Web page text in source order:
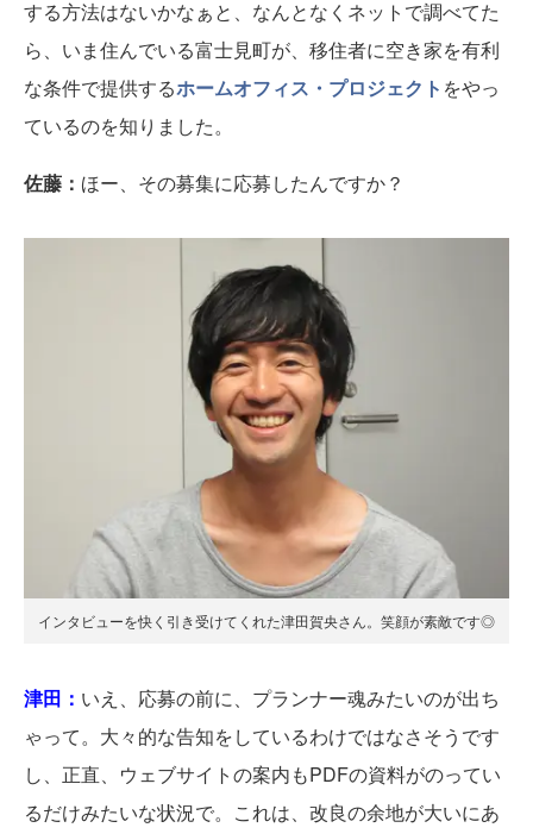
する方法はないかなぁと、なんとなくネットで調べてた
ら、いま住んでいる富士見町が、移住者に空き家を有利
な条件で提供するホームオフィス・プロジェクト をやっ
ているのを知りました。
佐藤： ほー、その募集に応募したんですか？
インタビューを快く引き受けてくれた津田賀央さん。笑顔が素敵です◎
津田： いえ、応募の前に、プランナー魂みたいのが出ち
ゃって。大々的な告知をしているわけではなさそうです
し、正直、ウェブサイトの案内もPDFの資料がのってい
るだけみたいな状況で。これは、改良の余地が大いにあ